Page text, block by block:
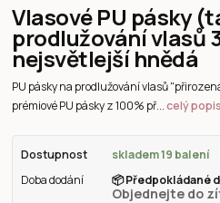
Vlasové PU pásky
prodlužování vlasů
nejsvětlejší hnědá
PU pásky na prodlužování vlasů
prémiové PU pásky z 100% př...celý popis
Dostupnost
skladem 19 balení
Doba dodání
📦Předpokládané
Objednejte do